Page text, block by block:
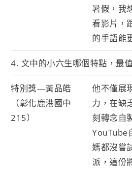
暑假，我
看影片，
的手語能
4. 文中的小六生哪個特點，最
特別獎—黃品皓
（彰化鹿港國中
215）
他不僅展
力，在缺
刻轉念自
YouTube
媽都沒嘗
派，這份